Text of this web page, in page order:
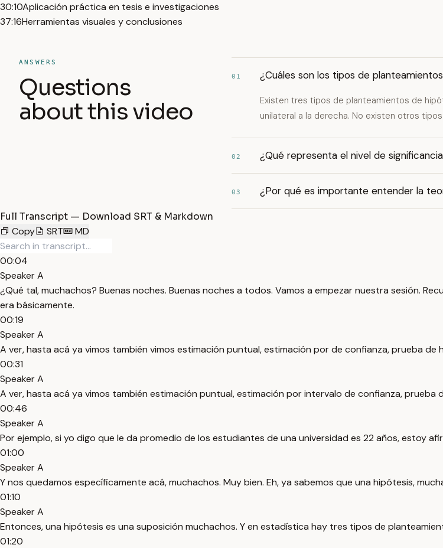
30:10Aplicación práctica en tesis e investigaciones
37:16Herramientas visuales y conclusiones
ANSWERS
Questions
about this video
01 ¿Cuáles son los tipos de
Existen tres tipos de planteamientos de
unilateral a la derecha. No existen otros
02 ¿Qué representa el nivel de
03 ¿Por qué es importante entender la
Full Transcript — Download SRT & Markdown
Copy
SRT MD
00:04
Speaker A
¿Qué tal, muchachos? Buenas noches. Buenas noches a todos. Vamos a empezar nuestra sesión.
era básicamente.
00:19
Speaker A
A ver, hasta acá ya vimos también vimos estimación puntual, estimación por de confianza, prueba de
00:31
Speaker A
A ver, hasta acá ya vimos también estimación puntual, estimación por intervalo de confianza, prueba
00:46
Speaker A
Por ejemplo, si yo digo que le da promedio de los estudiantes de una universidad es 22 años, estoy
01:00
Speaker A
Y nos quedamos específicamente acá, muchachos. Muy bien. Eh, ya sabemos que una hipótesis,
01:10
Speaker A
Entonces, una hipótesis es una suposición muchachos. Y en estadística hay tres tipos de
01:20